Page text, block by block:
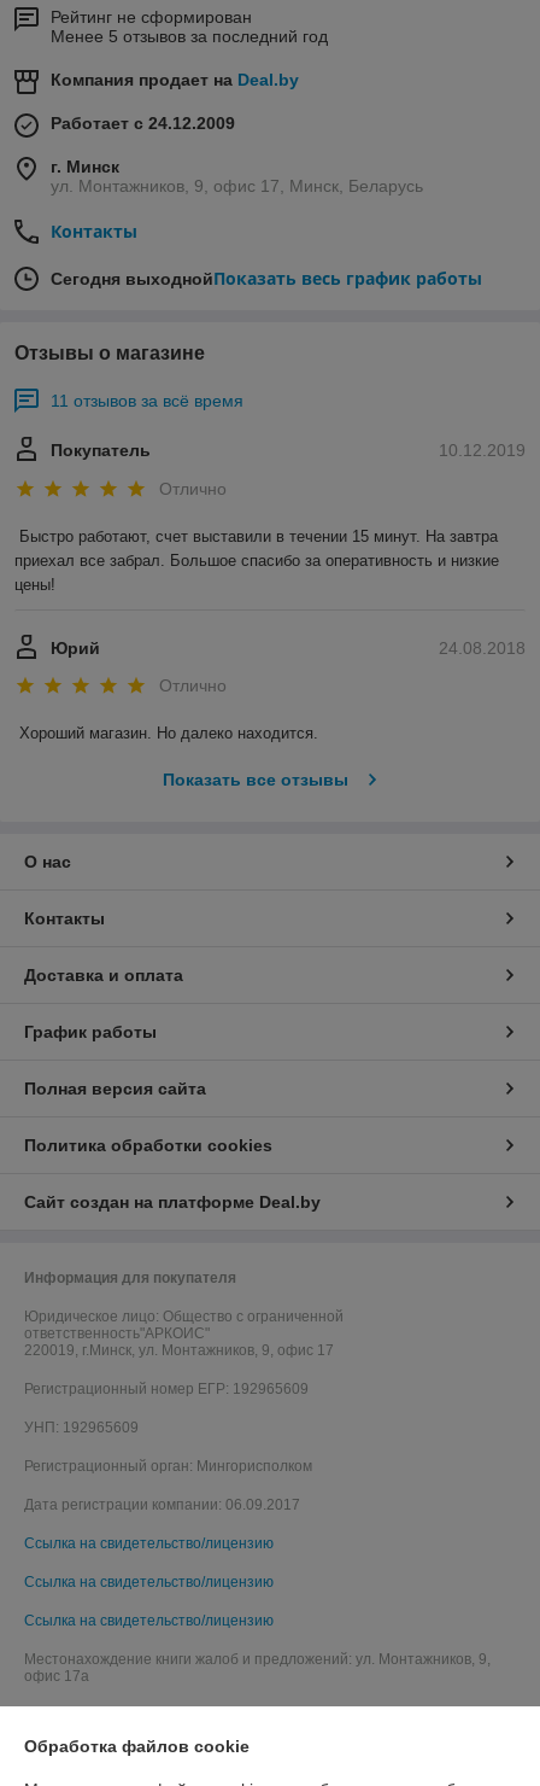
Рейтинг не сформирован
Менее 5 отзывов за последний год
Компания продает на Deal.by
Работает с 24.12.2009
г. Минск
ул. Монтажников, 9, офис 17, Минск, Беларусь
Контакты
Сегодня выходнойПоказать весь график работы
Отзывы о магазине
11 отзывов за всё время
10.12.2019
Покупатель
Отлично
Быстро работают, счет выставили в течении 15 минут. На завтра
приехал все забрал. Большое спасибо за оперативность и низкие
цены!
24.08.2018
Юрий
Отлично
Хороший магазин. Но далеко находится.
Показать все отзывы
О нас
Контакты
Доставка и оплата
График работы
Полная версия сайта
Политика обработки cookies
Сайт создан на платформе Deal.by
Информация для покупателя
Юридическое лицо: Общество с ограниченной
ответственность"АРКОИС"
220019, г.Минск, ул. Монтажников, 9, офис 17
Регистрационный номер ЕГР: 192965609
УНП: 192965609
Регистрационный орган: Мингорисполком
Дата регистрации компании: 06.09.2017
Ссылка на свидетельство/лицензию
Ссылка на свидетельство/лицензию
Ссылка на свидетельство/лицензию
Местонахождение книги жалоб и предложений: ул. Монтажников, 9,
офис 17а
Обработка файлов cookie